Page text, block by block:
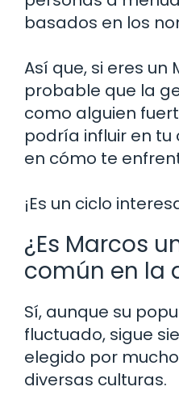
basados en los
Así que, si eres un
probable que la
como alguien
podría influir en
en cómo te
¡Es un ciclo
¿Es Marcos
común en la
Sí, aunque su
fluctuado, sigue
elegido por
diversas culturas.